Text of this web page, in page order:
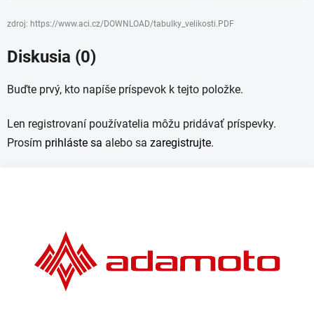
zdroj: https://www.aci.cz/DOWNLOAD/tabulky_velikosti.PDF
Diskusia (0)
Buďte prvý, kto napíše príspevok k tejto položke.
Len registrovaní používatelia môžu pridávať príspevky.
Prosím prihláste sa alebo sa zaregistrujte.